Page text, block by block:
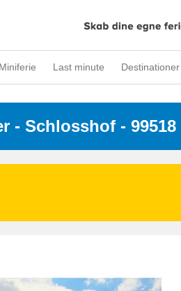
Miniferie Last minute Destinationer
- Schlosshof - 99518